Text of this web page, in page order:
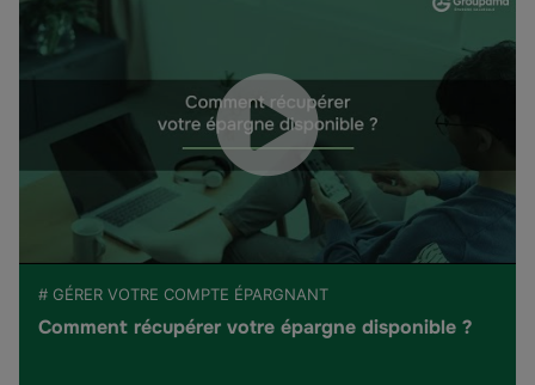
# GÉRER VOTRE COMPTE ÉPARGNANT
Comment récupérer votre épargne disponible ?